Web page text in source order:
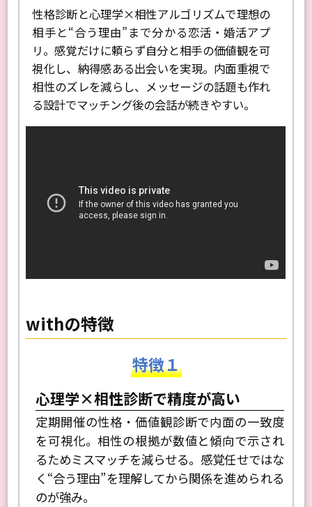
性格診断と心理学×相性アルゴリズムで理想の
相手と“合う理由”まで分かる恋活・婚活アプ
リ。感覚だけに頼らず自分と相手の価値観を可
視化し、納得感ある出会いを実現。内面重視で
相性のズレを減らし、メッセージの話題も作れ
る設計でマッチング後の会話が続きやすい。
withの特徴
特徴１
心理学×相性診断で精度が高い
定期開催の性格・価値観診断で内面の一致度
を可視化。相性の根拠が数値と傾向で示され
るためミスマッチを減らせる。感覚任せではな
く“合う理由”を理解してから関係を進められる
のが強み。